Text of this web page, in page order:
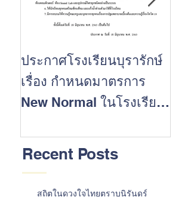
ประกาศโรงเรียนบุรารักษ์
เรื่อง กำหนดมาตรการ
New Normal ในโรงเรียน
2563
Recent Posts
สถิตในดวงใจไทยตราบนิรันดร์